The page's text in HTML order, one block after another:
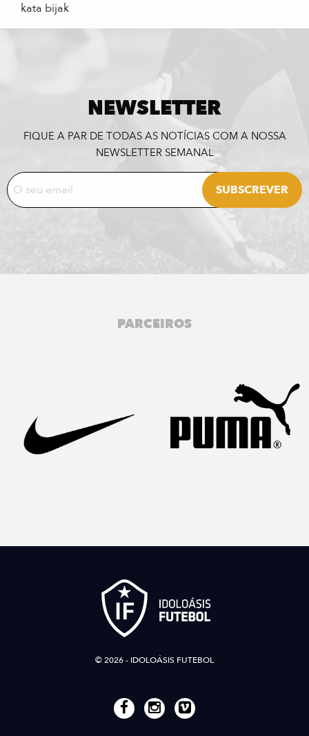
kata bijak
NEWSLETTER
FIQUE A PAR DE TODAS AS NOTÍCIAS COM A NOSSA
NEWSLETTER SEMANAL
PARCEIROS
© 2026 - IDOLOÁSIS FUTEBOL